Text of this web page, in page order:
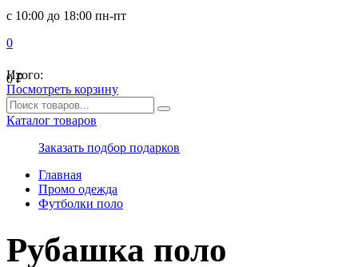
с 10:00 до 18:00 пн-пт
0
0₽
Итого:
Посмотреть корзину
Каталог товаров
Заказать подбор подарков
Главная
Промо одежда
Футболки поло
Рубашка поло